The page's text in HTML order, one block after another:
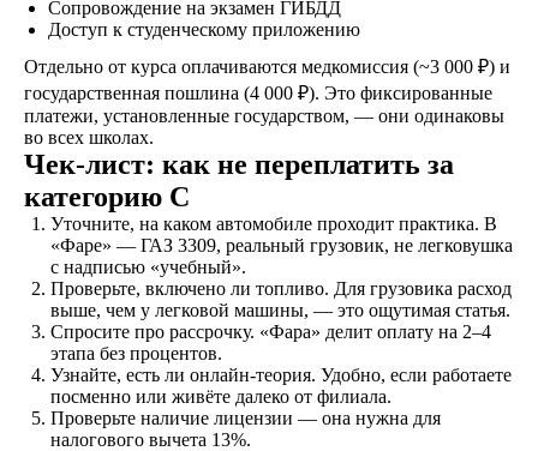
Сопровождение на экзамен ГИБДД
Доступ к студенческому приложению
Отдельно от курса оплачиваются медкомиссия (~3 000 ₽) и
государственная пошлина (4 000 ₽). Это фиксированные
платежи, установленные государством, — они одинаковы
во всех школах.
Чек-лист: как не переплатить за
категорию C
Уточните, на каком автомобиле проходит практика. В
«Фаре» — ГАЗ 3309, реальный грузовик, не легковушка
с надписью «учебный».
Проверьте, включено ли топливо. Для грузовика расход
выше, чем у легковой машины, — это ощутимая статья.
Спросите про рассрочку. «Фара» делит оплату на 2–4
этапа без процентов.
Узнайте, есть ли онлайн-теория. Удобно, если работаете
посменно или живёте далеко от филиала.
Проверьте наличие лицензии — она нужна для
налогового вычета 13%.
Заключаете договор и
оплачиваете первый
этап от стоимости
обучения в рассрочку
Договор
Проходите
теоретический и
практический курс,
продолжительностью
от 1,5 месяцев, в
зависимости от
категории
транспортного
средства
Обучение